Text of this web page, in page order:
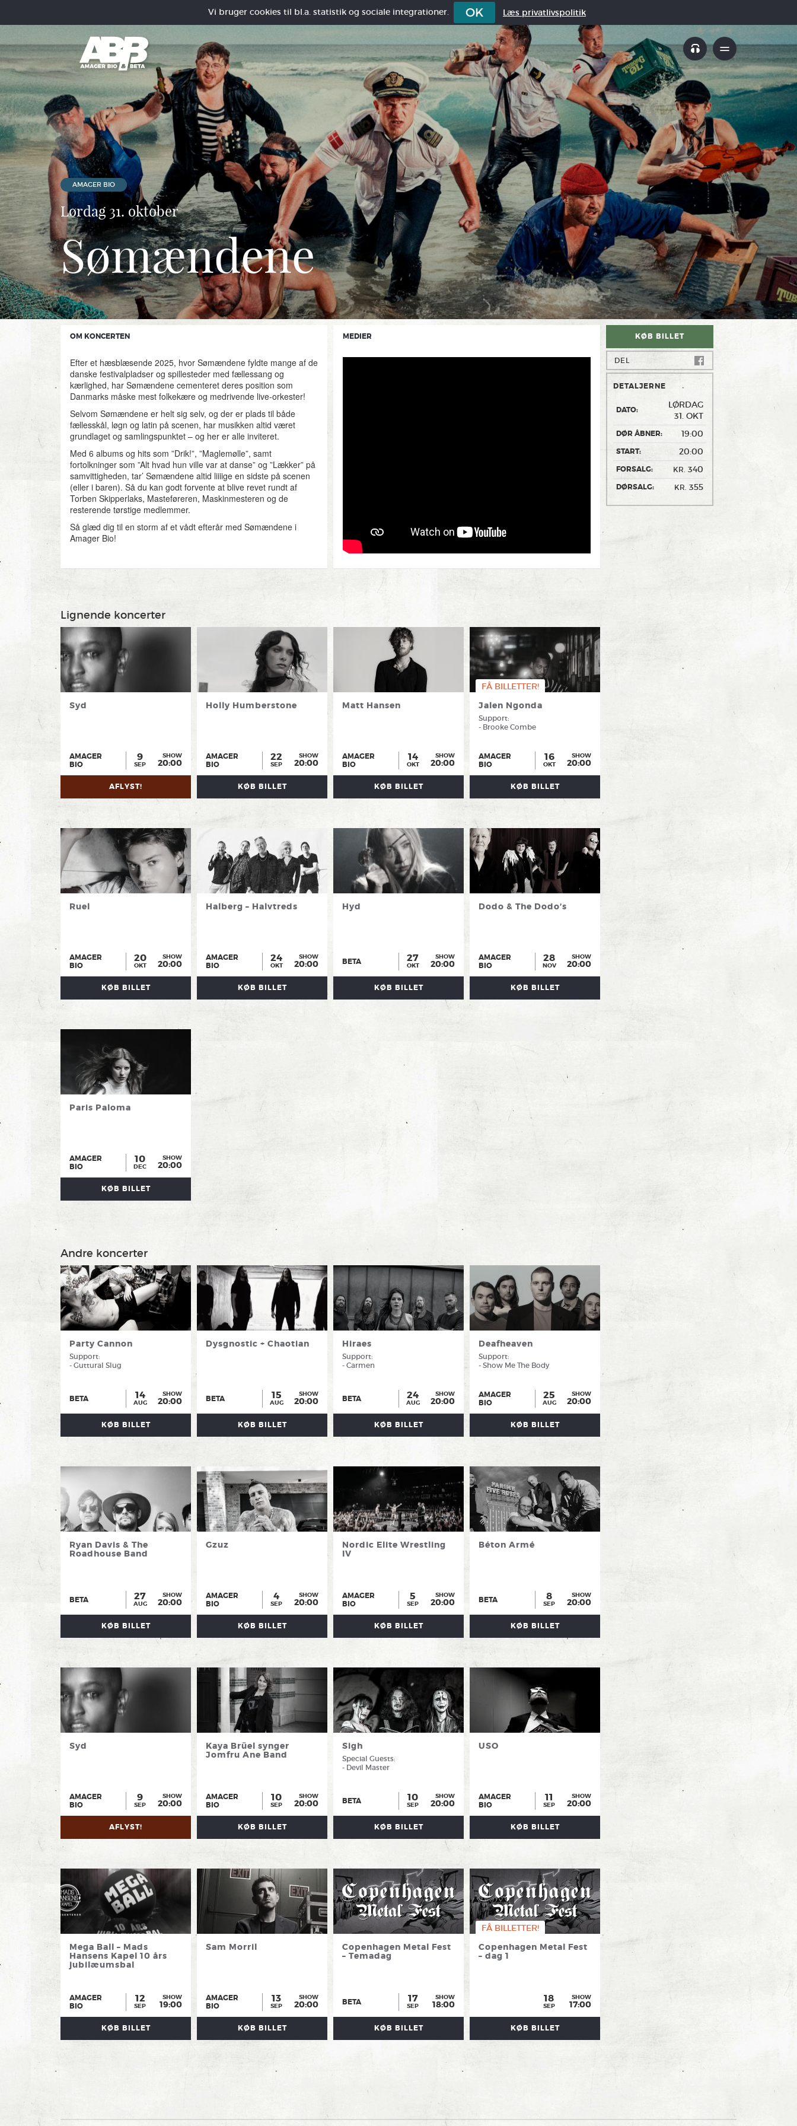
Vi bruger cookies til bl.a. statistik og sociale integrationer. OK Læs privatlivspolitik
AMAGER BIO
Lørdag 31. oktober
Sømændene
KØB BILLET
DEL
DETALJERNE
DATO:
LØRDAG
31. OKT
DØR ÅBNER: 19:00
START: 20:00
FORSALG: KR. 340
DØRSALG: KR. 355
OM KONCERTEN
Efter et hæsblæsende 2025, hvor Sømændene fyldte mange af de
danske festivalpladser og spillesteder med fællessang og
kærlighed, har Sømændene cementeret deres position som
Danmarks måske mest folkekære og medrivende live-orkester!
Selvom Sømændene er helt sig selv, og der er plads til både
fællesskål, løgn og latin på scenen, har musikken altid været
grundlaget og samlingspunktet – og her er alle inviteret.
Med 6 albums og hits som ”Drik!”, ”Maglemølle”, samt
fortolkninger som ”Alt hvad hun ville var at danse” og ”Lækker” på
samvittigheden, tar’ Sømændene altid liiiige en sidste på scenen
(eller i baren). Så du kan godt forvente at blive revet rundt af
Torben Skipperlaks, Masteføreren, Maskinmesteren og de
resterende tørstige medlemmer.
Så glæd dig til en storm af et vådt efterår med Sømændene i
Amager Bio!
MEDIER
Lignende koncerter
Syd
AMAGER
BIO
9
SEP
SHOW
20:00
AFLYST!
Holly Humberstone
AMAGER
BIO
22
SEP
SHOW
20:00
KØB BILLET
Matt Hansen
AMAGER
BIO
14
OKT
SHOW
20:00
KØB BILLET
FÅ BILLETTER!
Jalen Ngonda
Support:
- Brooke Combe
AMAGER
BIO
16
OKT
SHOW
20:00
KØB BILLET
Ruel
AMAGER
BIO
20
OKT
SHOW
20:00
KØB BILLET
Halberg – Halvtreds
AMAGER
BIO
24
OKT
SHOW
20:00
KØB BILLET
Hyd
BETA 27
OKT
SHOW
20:00
KØB BILLET
Dodo & The Dodo’s
AMAGER
BIO
28
NOV
SHOW
20:00
KØB BILLET
Paris Paloma
AMAGER
BIO
10
DEC
SHOW
20:00
KØB BILLET
Andre koncerter
Party Cannon
Support:
- Guttural Slug
BETA 14
AUG
SHOW
20:00
KØB BILLET
Dysgnostic + Chaotian
BETA 15
AUG
SHOW
20:00
KØB BILLET
Hiraes
Support:
- Carmen
BETA 24
AUG
SHOW
20:00
KØB BILLET
Deafheaven
Support:
- Show Me The Body
AMAGER
BIO
25
AUG
SHOW
20:00
KØB BILLET
Ryan Davis & The
Roadhouse Band
BETA 27
AUG
SHOW
20:00
KØB BILLET
Gzuz
AMAGER
BIO
4
SEP
SHOW
20:00
KØB BILLET
Nordic Elite Wrestling
IV
AMAGER
BIO
5
SEP
SHOW
20:00
KØB BILLET
Béton Armé
BETA 8
SEP
SHOW
20:00
KØB BILLET
Syd
AMAGER
BIO
9
SEP
SHOW
20:00
AFLYST!
Kaya Brüel synger
Jomfru Ane Band
AMAGER
BIO
10
SEP
SHOW
20:00
KØB BILLET
Sigh
Special Guests:
- Devil Master
BETA 10
SEP
SHOW
20:00
KØB BILLET
USO
AMAGER
BIO
11
SEP
SHOW
20:00
KØB BILLET
Mega Ball – Mads
Hansens Kapel 10 års
jubilæumsbal
AMAGER
BIO
12
SEP
SHOW
19:00
KØB BILLET
Sam Morril
AMAGER
BIO
13
SEP
SHOW
20:00
KØB BILLET
Copenhagen Metal Fest
– Temadag
BETA 17
SEP
SHOW
18:00
KØB BILLET
FÅ BILLETTER!
Copenhagen Metal Fest
– dag 1
18
SEP
SHOW
17:00
KØB BILLET